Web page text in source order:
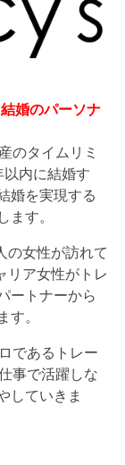
婚のパーソナ
のタイムリミ
内に結婚す
婚を実現する
ます。
の女性が訪れて
リア女性がトレ
ートナーから
す。
であるトレー
事で活躍しな
していきま